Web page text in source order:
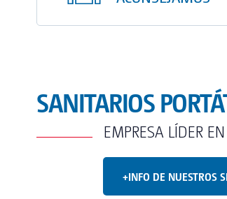
SANITARIOS
EMPRESA LÍDER
+INFO DE NUESTROS